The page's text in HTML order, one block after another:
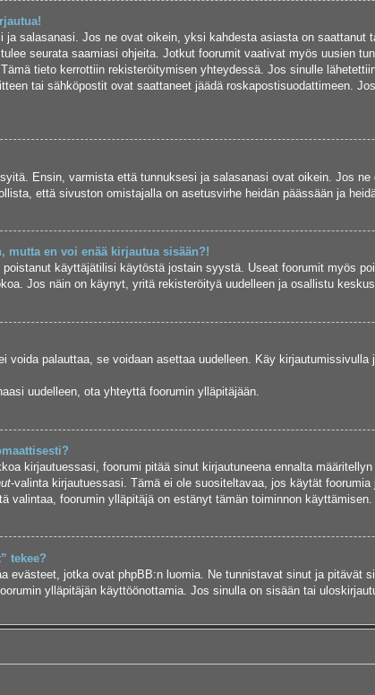
ja salasanasi. Jos ne ovat oikein, yksi kahdesta asiasta on
seurata saamiasi ohjeita. Jotkut foorumit vaativat myös uusien
tieto kerrottiin rekisteröitymisen yhteydessä. Jos sinulle
tai sähköpostit ovat saattaneet jäädä roskapostisuodattimeen.
Ensin, varmista että tunnuksesi ja salasanasi ovat oikein. Jos
että sivuston omistajalla on asetusvirhe heidän päässään ja
mutta en voi enää kirjautua sisään?!
käyttäjätilisi käytöstä jostain syystä. Useat foorumit myös
Jos näin on käynyt, yritä rekisteröityä uudelleen ja osallistu
voida palauttaa, se voidaan asettaa uudelleen. Käy kirjautumissivulla
uudelleen, ota yhteyttä foorumin ylläpitäjään.
kirjautuessasi, foorumi pitää sinut kirjautuneena ennalta
-valinta kirjautuessasi. Tämä ei ole suositeltavaa, jos käytät
valintaa, foorumin ylläpitäjä on estänyt tämän toiminnon käyttämisen.
tekee?
evästeet, jotka ovat phpBB:n luomia. Ne tunnistavat sinut ja
ylläpitäjän käyttöönottamia. Jos sinulla on sisään tai